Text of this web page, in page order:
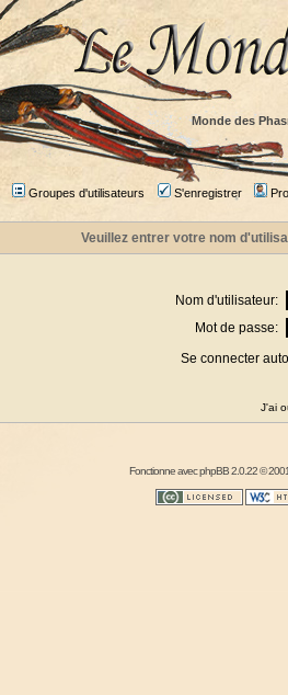
Monde des
Groupes d'utilisateurs S'enregistrer
Veuillez entrer votre nom
Nom d'utilisateur:
Mot de passe:
Se connecter
J'ai
Fonctionne avecphpBB2.0.22 ©